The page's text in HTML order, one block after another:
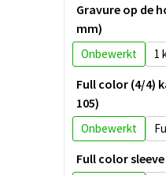
Gravure op de
mm)
Onbewerkt 1
Full color (4/4)
105)
Onbewerkt
Full color